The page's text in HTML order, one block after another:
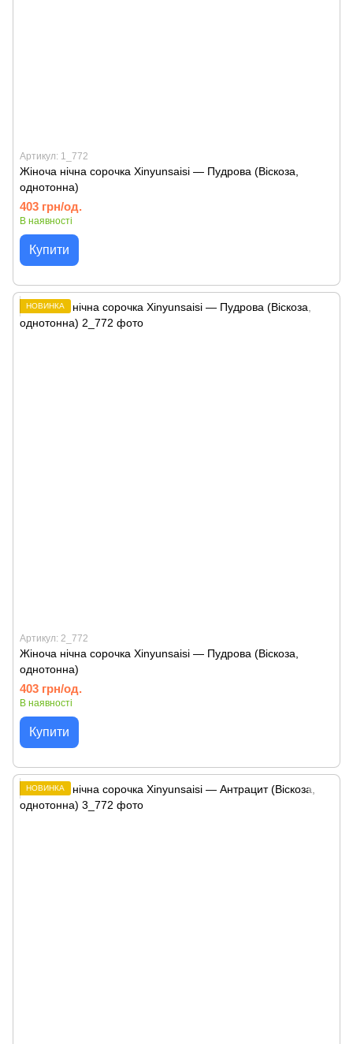
Артикул: 1_772
Жіноча нічна сорочка Xinyunsaisi — Пудрова (Віскоза,
однотонна)
403 грн/од.
В наявності
Купити
НОВИНКА
Артикул: 2_772
Жіноча нічна сорочка Xinyunsaisi — Пудрова (Віскоза,
однотонна)
403 грн/од.
В наявності
Купити
НОВИНКА